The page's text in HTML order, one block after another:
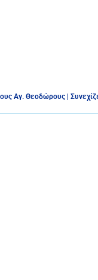
Αγ. Θεοδώρους |